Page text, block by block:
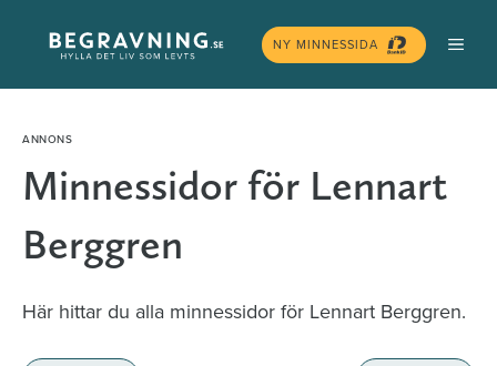
innehåll
NY MINNESSIDA
Minnessidor för Lennart
Berggren
Här hittar du alla minnessidor för Lennart Berggren.